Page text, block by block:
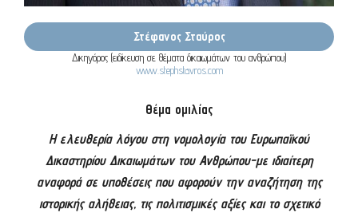
Στέφανος Σταύρος
Δικηγόρος (ειδίκευση σε θέματα δικαιωμάτων του ανθρώπου)
www.stephstavros.com
Θέμα ομιλίας
H ελευθερία λόγου στη νομολογία του Ευρωπαϊκού
Δικαστηρίου Δικαιωμάτων του Ανθρώπου-με ιδιαίτερη
αναφορά σε υποθέσεις που αφορούν την αναζήτηση της
ιστορικής αλήθειας, τις πολιτισμικές αξίες και το σχετικό